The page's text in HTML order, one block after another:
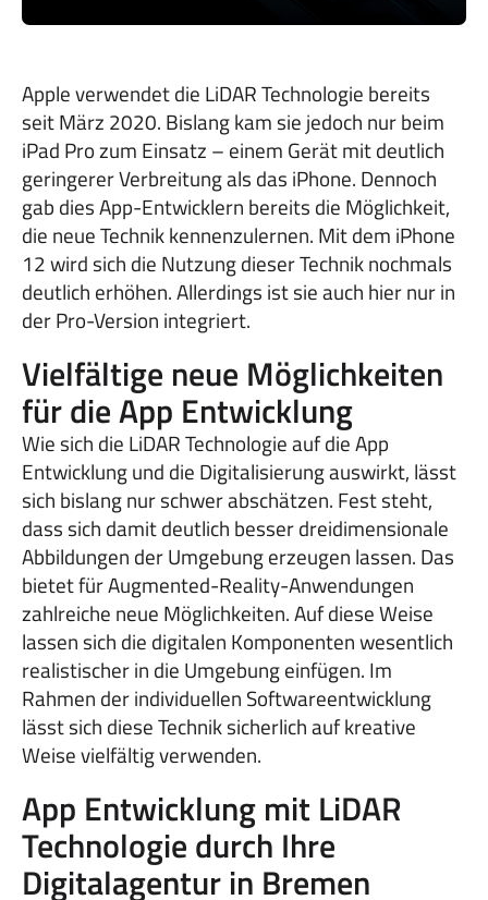
Apple verwendet die LiDAR Technologie bereits
seit März 2020. Bislang kam sie jedoch nur beim
iPad Pro zum Einsatz – einem Gerät mit deutlich
geringerer Verbreitung als das iPhone. Dennoch
gab dies App-Entwicklern bereits die Möglichkeit,
die neue Technik kennenzulernen. Mit dem iPhone
12 wird sich die Nutzung dieser Technik nochmals
deutlich erhöhen. Allerdings ist sie auch hier nur in
der Pro-Version integriert.
Vielfältige neue Möglichkeiten
für die App Entwicklung
Wie sich die LiDAR Technologie auf die App
Entwicklung und die Digitalisierung auswirkt, lässt
sich bislang nur schwer abschätzen. Fest steht,
dass sich damit deutlich besser dreidimensionale
Abbildungen der Umgebung erzeugen lassen. Das
bietet für Augmented-Reality-Anwendungen
zahlreiche neue Möglichkeiten. Auf diese Weise
lassen sich die digitalen Komponenten wesentlich
realistischer in die Umgebung einfügen. Im
Rahmen der individuellen Softwareentwicklung
lässt sich diese Technik sicherlich auf kreative
Weise vielfältig verwenden.
App Entwicklung mit LiDAR
Technologie durch Ihre
Digitalagentur in Bremen